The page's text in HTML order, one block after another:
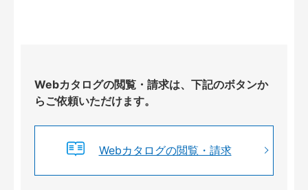
Webカタログの閲覧・請求は、下記のボタンか
らご依頼いただけます。
Webカタログの閲覧・請求